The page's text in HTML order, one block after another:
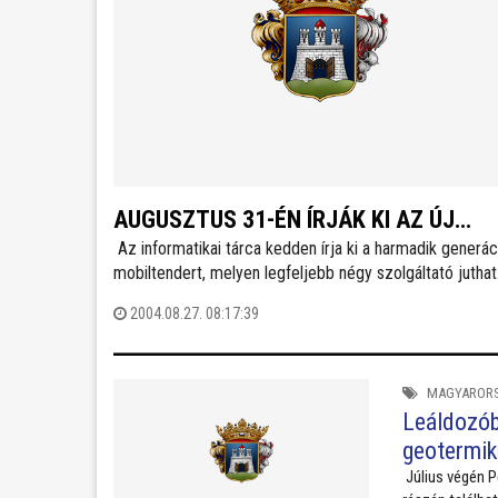
AUGUSZTUS 31-ÉN ÍRJÁK KI AZ ÚJ
MOBILTENDERT
Az informatikai tárca kedden írja ki a harmadik
mobiltendert, melyen legfeljebb négy szolgáltató juthat
kihirdetik.
2004.08.27. 08:17:39
Július végén